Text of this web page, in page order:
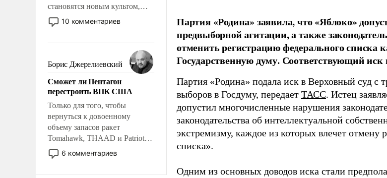
становятся новым культом,
постепенно вытесняя и
отменяя традиционное
мужественным и твердым под
ударами судьбы, брать на себя
ответственность, помогать
слабым, идти вперед и
адаптироваться.
10 комментариев
Борис Джерелиевский
Сможет ли Пентагон
перестроить ВПК США
Только для того, чтобы
вернуться к довоенному
объему запасов ракет
Tomahawk, THAAD и Patriot
США потребуется более трех
лет. Даже небольшая война с
6 комментариев
Партия «Родина» заявила, что «Яблоко»
предвыборной агитации, а также
отменить регистрацию федерального списка
Государственную думу. Соответствующий иск
Партия «Родина» подала иск в Верховный суд с
выборов в Госдуму, передает ТАСС. Истец
допустил многочисленные нарушения
законодательства об интеллектуальной
экстремизму, каждое из которых влечет отмену
списка».
Одним из основных доводов иска стали